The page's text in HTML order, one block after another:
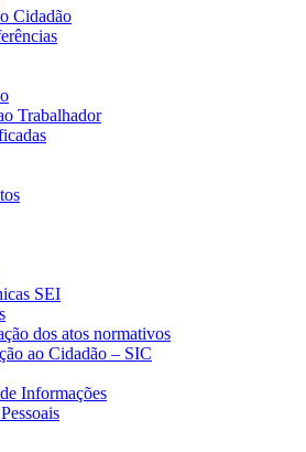
Cidadão
Trabalhador
SEI
dos atos normativos
ao Cidadão – SIC
Informações